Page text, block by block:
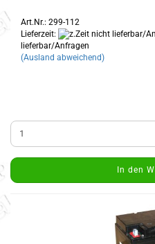
Art.Nr.: 299-112
Lieferzeit:
lieferbar/Anfragen
(Ausland abweichend)
In den